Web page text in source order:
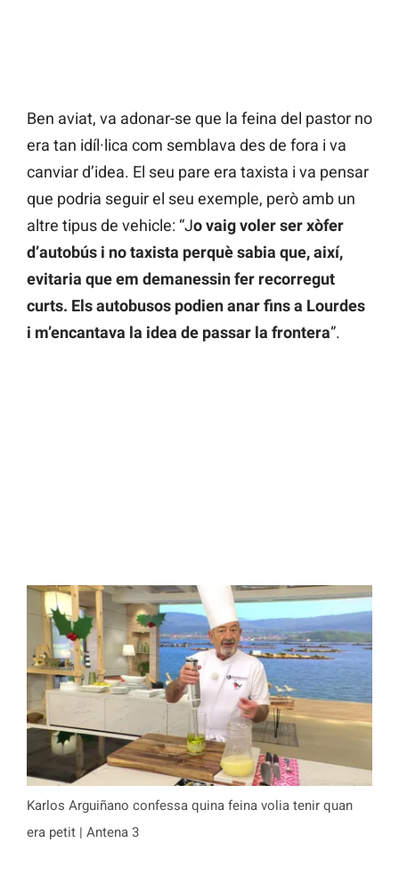
Ben aviat, va adonar-se que la feina del pastor no
era tan idíl·lica com semblava des de fora i va
canviar d’idea. El seu pare era taxista i va pensar
que podria seguir el seu exemple, però amb un
altre tipus de vehicle: “Jo vaig voler ser xòfer
d’autobús i no taxista perquè sabia que, així,
evitaria que em demanessin fer recorregut
curts. Els autobusos podien anar fins a Lourdes
i m’encantava la idea de passar la frontera”.
Karlos Arguiñano confessa quina feina volia tenir quan
era petit | Antena 3